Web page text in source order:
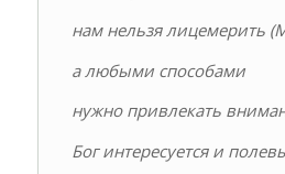
нам нельзя лицемерить
а любыми способами
нужно привлекать
Бог интересуется и